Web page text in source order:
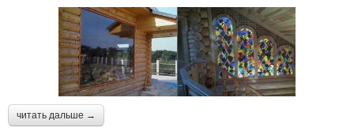
читать дальше →